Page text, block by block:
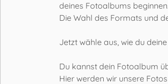
deines Fotoalbums beginnen.
Die Wahl des Formats und
Jetzt wähle aus, wie du
Du kannst dein Fotoalbum
Hier werden wir unsere